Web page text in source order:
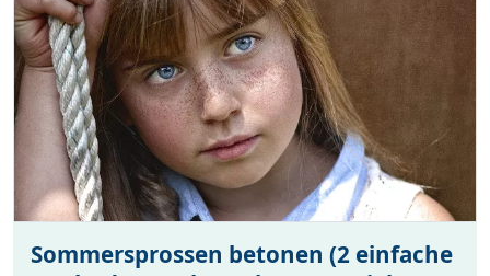
Sommersprossen betonen (2 einfache